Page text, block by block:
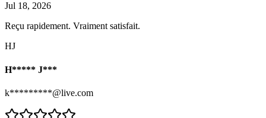
Jul 18, 2026
Reçu rapidement. Vraiment satisfait.
HJ
H***** J***
k*********@live.com